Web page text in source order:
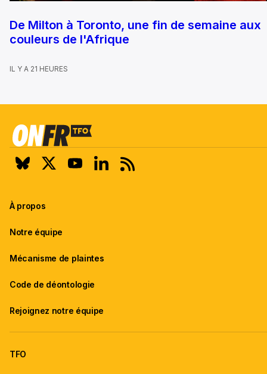
De Milton à Toronto, une fin de semaine aux
couleurs de l'Afrique
IL Y A 21 HEURES
À propos
Notre équipe
Mécanisme de plaintes
Code de déontologie
Rejoignez notre équipe
TFO